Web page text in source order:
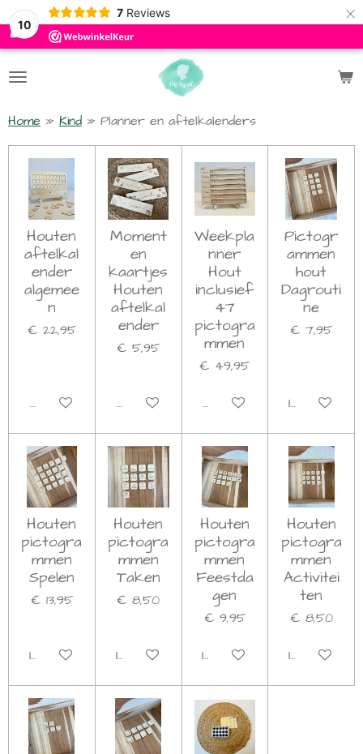
10
7 Reviews ×
Home » Kind » Planner en aftelkalenders
Houten
aftelkal
ender
algemee
n
€ 22,95
Bekijk details
Moment
en
kaartjes
Houten
aftelkal
ender
€ 5,95
Bekijk details
Weekpla
nner
Hout
inclusief
47
pictogra
mmen
€ 49,95
Bekijk details
Pictogr
ammen
hout
Dagrouti
ne
€ 7,95
In
Houten
pictogra
mmen
Spelen
€ 13,95
In winkelwagen
Houten
pictogra
mmen
Taken
€ 8,50
In winkelwagen
Houten
pictogra
mmen
Feestda
gen
€ 9,95
In winkelwagen
Houten
pictogra
mmen
Activitei
ten
€ 8,50
In